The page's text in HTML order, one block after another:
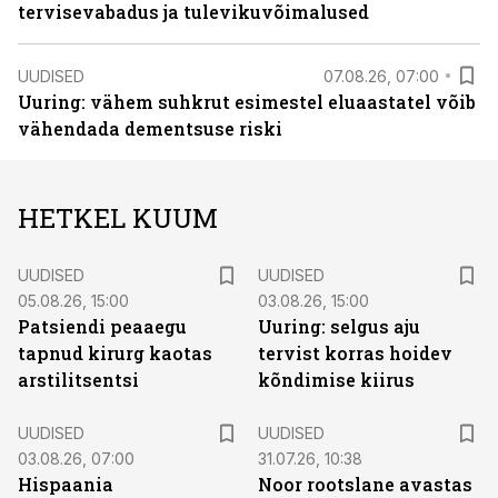
tervisevabadus ja tulevikuvõimalused
UUDISED 07.08.26, 07:00
Uuring: vähem suhkrut esimestel eluaastatel võib
vähendada dementsuse riski
HETKEL KUUM
UUDISED
05.08.26, 15:00
Patsiendi peaaegu
tapnud kirurg kaotas
arstilitsentsi
UUDISED
03.08.26, 15:00
Uuring: selgus aju
tervist korras hoidev
kõndimise kiirus
UUDISED
03.08.26, 07:00
Hispaania
UUDISED
31.07.26, 10:38
Noor rootslane avastas